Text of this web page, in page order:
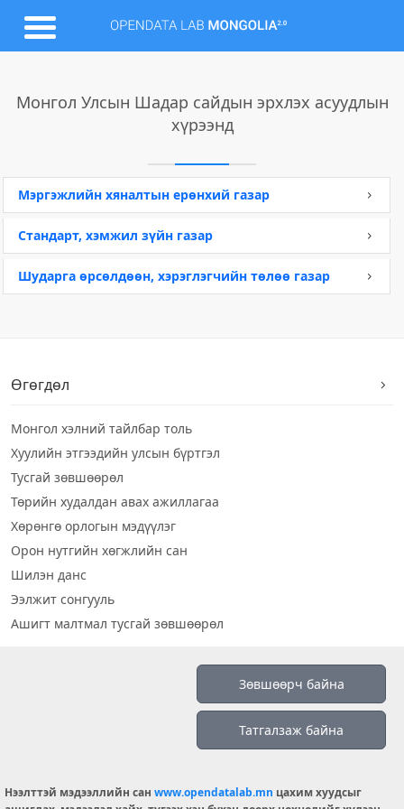
Монгол Улсын Шадар сайдын эрхлэх асуудлын
хүрээнд
Мэргэжлийн хяналтын ерөнхий газар
Стандарт, хэмжил зүйн газар
Шударга өрсөлдөөн, хэрэглэгчийн төлөө газар
Өгөгдөл
Монгол хэлний тайлбар толь
Хуулийн этгээдийн улсын бүртгэл
Тусгай зөвшөөрөл
Төрийн худалдан авах ажиллагаа
Хөрөнгө орлогын мэдүүлэг
Орон нутгийн хөгжлийн сан
Шилэн данс
Ээлжит сонгууль
Ашигт малтмал тусгай зөвшөөрөл
info@opendatalab.mn
Зөвшөөрч байна
Татгалзаж байна
Нээлттэй мэдээллийн сан www.opendatalab.mn цахим хуудсыг